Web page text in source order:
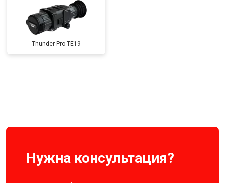
Thunder Pro TE19
Нужна консультация?